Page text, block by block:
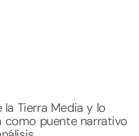
Tierra Media y lo
como puente narrativo